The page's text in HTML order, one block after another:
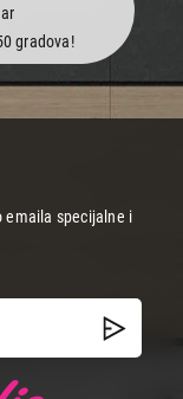
gradova!
emaila specijalne i